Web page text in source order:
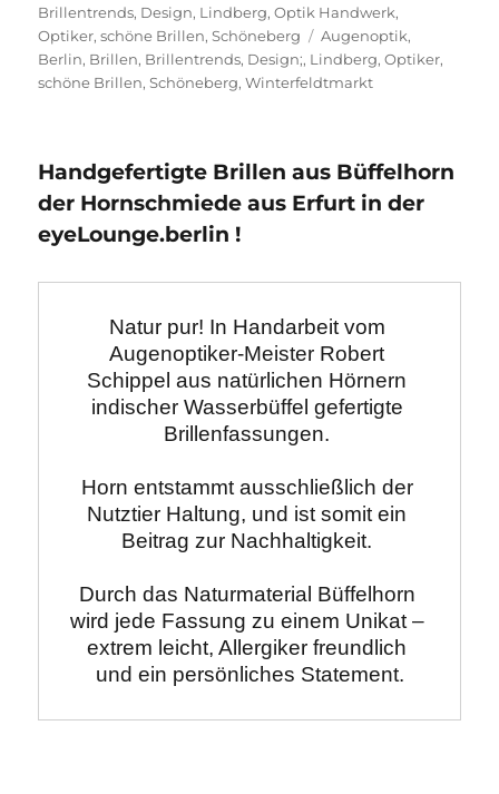
am
Brillentrends, Design, Lindberg,Optik Handwerk,
Optiker,schöne Brillen,Schöneberg Schlagwörter
Augenoptik,
Berlin, Brillen, Brillentrends, Design;, Lindberg,Optiker,
schöne Brillen,Schöneberg,Winterfeldtmarkt
Handgefertigte Brillen aus Büffelhorn
der Hornschmiede aus Erfurt in der
eyeLounge.berlin !
Natur pur! In Handarbeit vom
Augenoptiker-Meister Robert
Schippel aus natürlichen Hörnern
indischer Wasserbüffel gefertigte
Brillenfassungen.
Horn entstammt ausschließlich der
Nutztier Haltung, und ist somit ein
Beitrag zur Nachhaltigkeit.
Durch das Naturmaterial Büffelhorn
wird jede Fassung zu einem Unikat –
extrem leicht, Allergiker freundlich
und ein persönliches Statement.